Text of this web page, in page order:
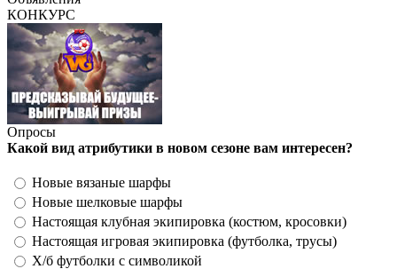
КОНКУРС
Опросы
Какой вид атрибутики в новом сезоне вам интересен?
Новые вязаные шарфы
Новые шелковые шарфы
Настоящая клубная экипировка (костюм, кросовки)
Настоящая игровая экипировка (футболка, трусы)
Х/б футболки с символикой